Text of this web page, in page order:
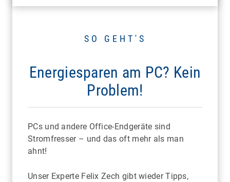
Energiesparen am PC? Kein
Problem!
SO GEHT'S
PCs und andere Office-Endgeräte sind
Stromfresser – und das oft mehr als man
ahnt!
Unser Experte Felix Zech gibt wieder Tipps,